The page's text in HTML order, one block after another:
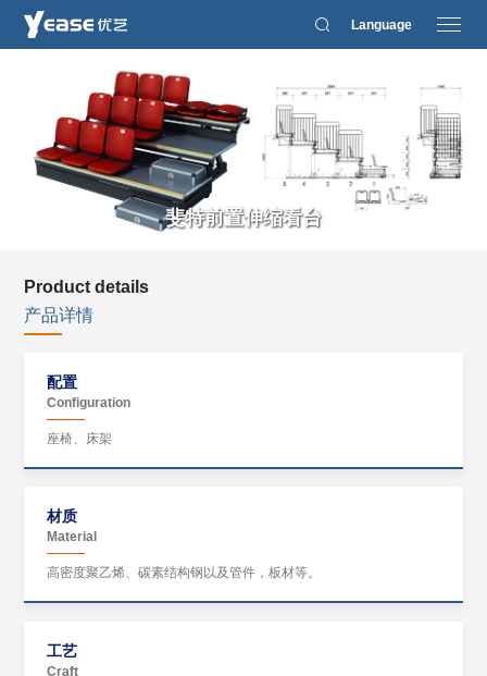
Language
斐特前置伸缩看台
Product details
产品详情
配置
Configuration
座椅、床架
材质
Material
高密度聚乙烯、碳素结构钢以及管件，板材等。
工艺
Craft